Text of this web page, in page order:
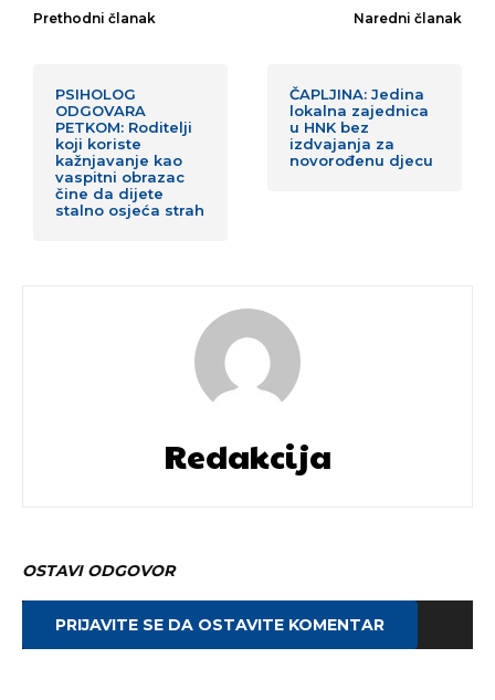
Prethodni članak
PSIHOLOG
ODGOVARA
PETKOM: Roditelji
koji koriste
kažnjavanje kao
vaspitni obrazac
čine da dijete
stalno osjeća strah
Naredni članak
ČAPLJINA: Jedina
lokalna zajednica
u HNK bez
izdvajanja za
novorođenu djecu
Redakcija
OSTAVI ODGOVOR
PRIJAVITE SE DA OSTAVITE KOMENTAR